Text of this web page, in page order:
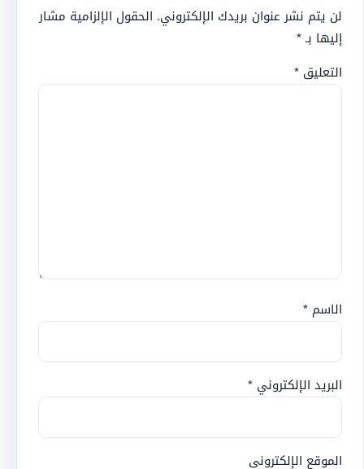
لن يتم نشر عنوان بريدك الإلكتروني. الحقول الإلزامية مشار
إليها بـ*
التعليق *
الاسم *
البريد الإلكتروني *
الموقع الإلكتروني